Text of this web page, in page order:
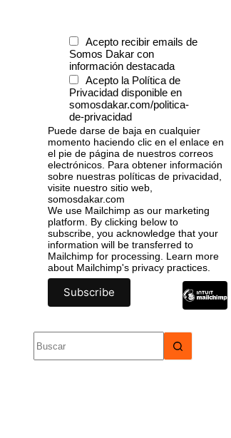
Acepto recibir emails de
Somos Dakar con
información destacada
Acepto la Política de
Privacidad disponible en
somosdakar.com/politica-
de-privacidad
Puede darse de baja en cualquier
momento haciendo clic en el enlace en
el pie de página de nuestros correos
electrónicos. Para obtener información
sobre nuestras políticas de privacidad,
visite nuestro sitio web,
somosdakar.com
We use Mailchimp as our marketing
platform. By clicking below to
subscribe, you acknowledge that your
information will be transferred to
Mailchimp for processing. Learn more
about Mailchimp's privacy practices.